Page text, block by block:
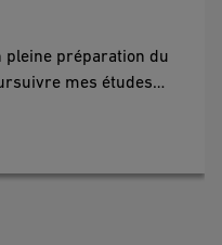
pleine préparation du
mes études…